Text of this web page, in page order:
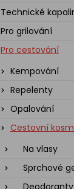
Technické
Pro grilování
Pro cestování
Kempování
Repelenty
Opalování
Cestovní
Na vlasy
Sprchové
Deodoranty